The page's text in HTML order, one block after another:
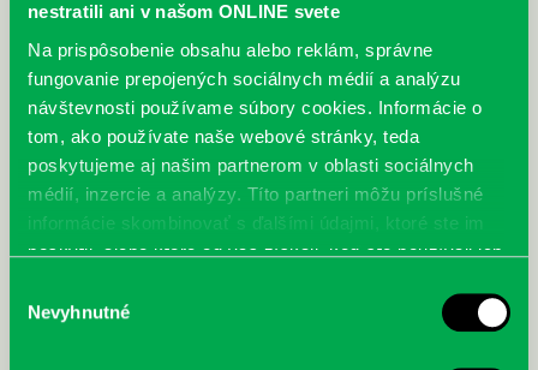
nestratili ani v našom ONLINE svete
Na prispôsobenie obsahu alebo reklám, správne
fungovanie prepojených sociálnych médií a analýzu
návštevnosti používame súbory cookies. Informácie o
tom, ako používate naše webové stránky, teda
poskytujeme aj našim partnerom v oblasti sociálnych
médií, inzercie a analýzy. Títo partneri môžu príslušné
informácie skombinovať s ďalšími údajmi, ktoré ste im
poskytli, alebo ktoré od vás získali, keď ste používali ich
súhlasu
Nevyhnutné
McGrath, Andy: Tadej Pogačar: